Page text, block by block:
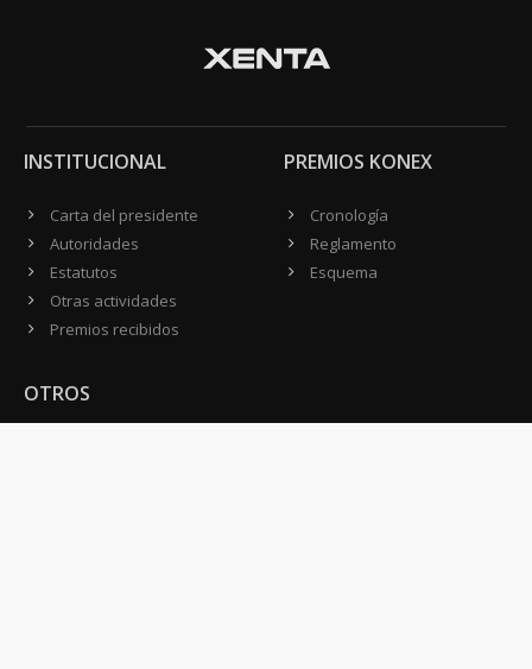
INSTITUCIONAL
Carta del presidente
Autoridades
Estatutos
Otras actividades
Premios recibidos
PREMIOS KONEX
Cronología
Reglamento
Esquema
OTROS